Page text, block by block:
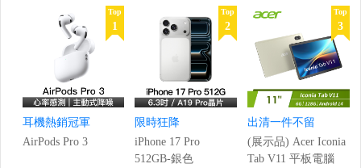
Top
1
耳機熱銷冠軍
AirPods Pro 3
Top
2
限時狂降
iPhone 17 Pro
512GB-銀色
Top
3
出清一件不留
(展示品) Acer Iconia
Tab V11 平板電腦